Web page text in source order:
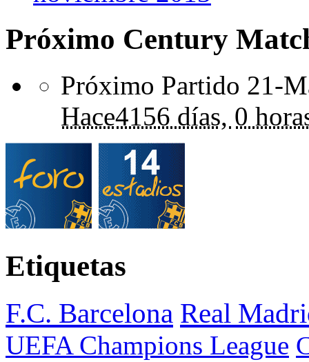
Próximo Century
Próximo Partido 21-
Hace4156 días, 0
Etiquetas
F.C. Barcelona Real
UEFA Champions League